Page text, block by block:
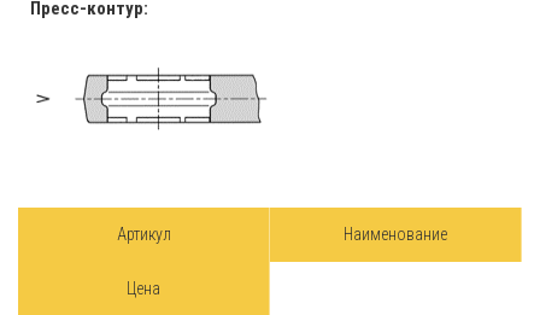
Пресс-контур:
Артикул Наименование
Цена